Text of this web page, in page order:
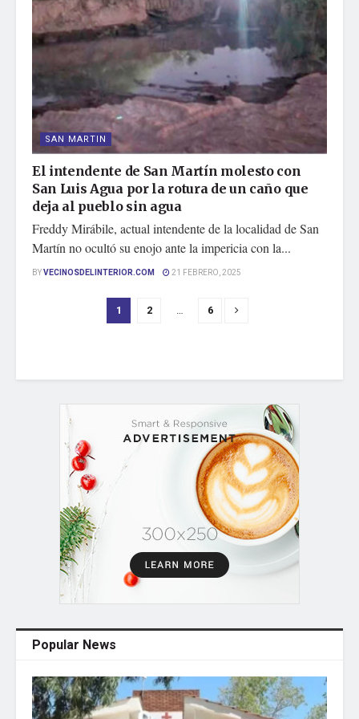
SAN MARTIN
El intendente de San Martín molesto con
San Luis Agua por la rotura de un caño que
deja al pueblo sin agua
Freddy Mirábile, actual intendente de la localidad de San
Martín no ocultó su enojo ante la impericia con la...
BYVECINOSDELINTERIOR.COM 21 FEBRERO, 2025
1 2 … 6
Popular News